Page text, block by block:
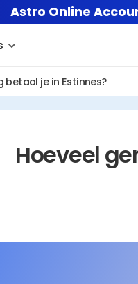
Astro Online
je in Estinnes?
Hoeveel